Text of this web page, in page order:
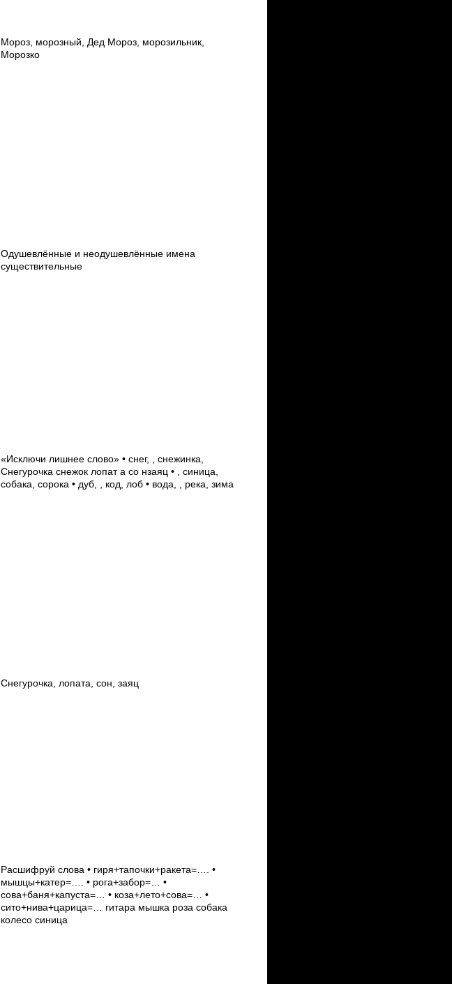
Мороз, морозный, Дед Мороз, морозильник,
Морозко
Одушевлённые и неодушевлённые имена
существительные
«Исключи лишнее слово» • снег, , снежинка,
Снегурочка снежок лопат а со нзаяц • , синица,
собака, сорока • дуб, , код, лоб • вода, , река, зима
Снегурочка, лопата, сон, заяц
Расшифруй слова • гиря+тапочки+ракета=…. •
мышцы+катер=…. • рога+забор=… •
сова+баня+капуста=… • коза+лето+сова=… •
сито+нива+царица=… гитара мышка роза собака
колесо синица